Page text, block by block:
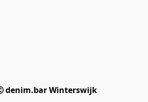
denim.bar Winterswijk